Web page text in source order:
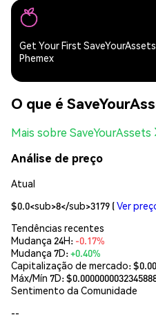
Get Your First
Phemex
O que é
Mais sobre SaveYourAssets
Análise de preço
Atual
$0.0<sub>8</sub>3179 (Ver
Tendências recentes
Mudança 24H: -0.17%
Mudança 7D:+0.40%
Capitalização de mercado:$0.00
Máx/Mín 7D: $
Sentimento da Comunidade
--